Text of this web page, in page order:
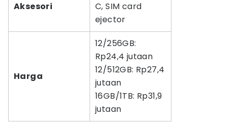
Aksesori
C, SIM card
ejector
Harga
12/256GB:
Rp24,4 jutaan
12/512GB: Rp27,4
jutaan
16GB/1TB: Rp31,9
jutaan